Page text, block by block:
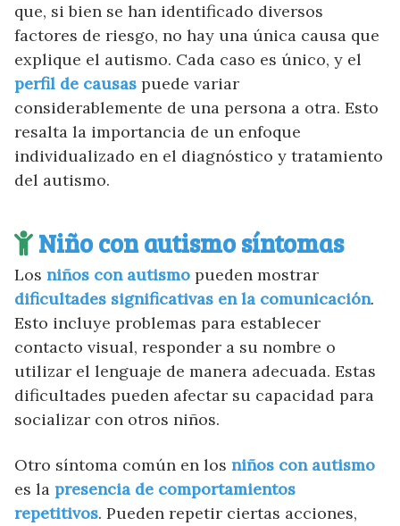
que, si bien se han identificado diversos
factores de riesgo, no hay una única causa que
explique el autismo. Cada caso es único, y el
perfil de causas puede variar
considerablemente de una persona a otra. Esto
resalta la importancia de un enfoque
individualizado en el diagnóstico y tratamiento
del autismo.
Niño con autismo síntomas
Los niños con autismo pueden mostrar
dificultades significativas en la comunicación.
Esto incluye problemas para establecer
contacto visual, responder a su nombre o
utilizar el lenguaje de manera adecuada. Estas
dificultades pueden afectar su capacidad para
socializar con otros niños.
Otro síntoma común en los niños con autismo
es la presencia de comportamientos
repetitivos. Pueden repetir ciertas acciones,